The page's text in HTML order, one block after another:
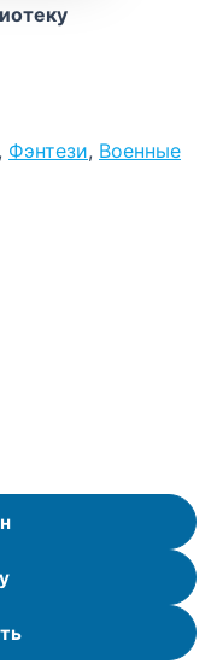
, Фэнтези, Военные